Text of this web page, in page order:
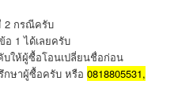
2 กรณีครับ
อ 1 ได้เลยครับ
บให้ผู้ซื้อโอนเปลี่ยนชื่อก่อน
กษาผู้ซื้อครับ หรือ0818805531,